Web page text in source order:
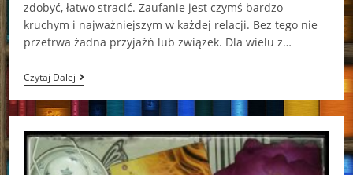
zdobyć, łatwo stracić. Zaufanie jest czymś bardzo
kruchym i najważniejszym w każdej relacji. Bez tego nie
przetrwa żadna przyjaźń lub związek. Dla wielu z…
Czytaj DalejDearest
Dandelion
–
Lex